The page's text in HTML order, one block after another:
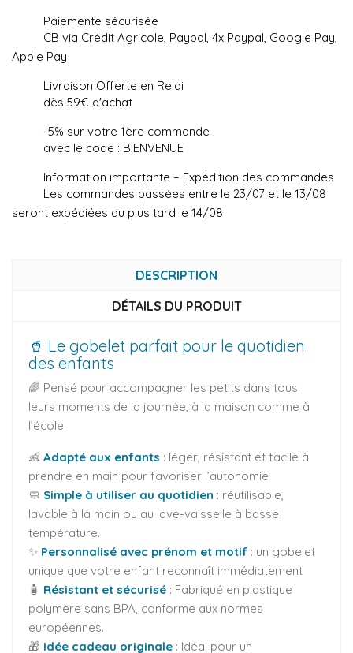
Paiemente sécurisée
CB via Crédit Agricole, Paypal, 4x Paypal, Google Pay,
Apple Pay
Livraison Offerte en Relai
dès 59€ d'achat
-5% sur votre 1ère commande
avec le code : BIENVENUE
Information importante – Expédition des commandes
Les commandes passées entre le 23/07 et le 13/08
seront expédiées au plus tard le 14/08
DESCRIPTION
DÉTAILS DU PRODUIT
🥤 Le gobelet parfait pour le quotidien
des enfants
🌈 Pensé pour accompagner les petits dans tous
leurs moments de la journée, à la maison comme à
l’école.
👶 Adapté aux enfants : léger, résistant et facile à
prendre en main pour favoriser l’autonomie
🧼 Simple à utiliser au quotidien : réutilisable,
lavable à la main ou au lave-vaisselle à basse
température.
✨ Personnalisé avec prénom et motif : un gobelet
unique que votre enfant reconnaît immédiatement
🧴 Résistant et sécurisé : Fabriqué en plastique
polymère sans BPA, conforme aux normes
européennes.
🎁 Idée cadeau originale : Idéal pour un